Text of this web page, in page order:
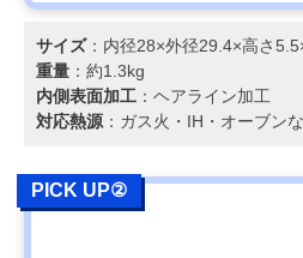
サイズ：内径28×外径29.4×高さ
重量 ：約1.3kg
内側表面加工 ：ヘアライン加工
対応熱源 ：ガス火・IH・オーブン
PICK UP②